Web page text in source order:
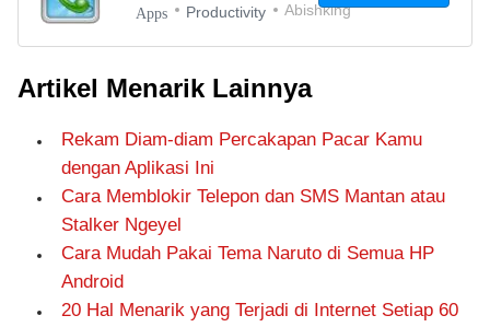
Apps Productivity Abishking
Artikel Menarik Lainnya
Rekam Diam-diam Percakapan Pacar Kamu
dengan Aplikasi Ini
Cara Memblokir Telepon dan SMS Mantan atau
Stalker Ngeyel
Cara Mudah Pakai Tema Naruto di Semua HP
Android
20 Hal Menarik yang Terjadi di Internet Setiap 60